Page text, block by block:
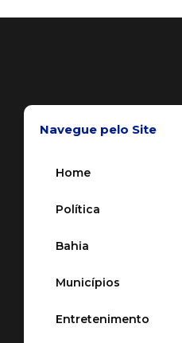
Navegue pelo Site
Home
Política
Bahia
Municípios
Entretenimento